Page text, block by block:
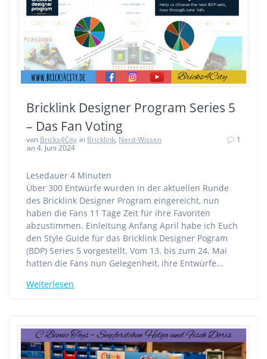
Bricklink Designer Program Series 5
– Das Fan Voting
von Bricks4City in Bricklink, Nerd-Wissen
an 4. Juni 2024
1
Lesedauer 4 Minuten
Über 300 Entwürfe wurden in der aktuellen Runde
des Bricklink Designer Program eingereicht, nun
haben die Fans 11 Tage Zeit für ihre Favoriten
abzustimmen. Einleitung Anfang April habe ich Euch
den Style Guide für das Bricklink Designer Pogram
(BDP) Series 5 vorgestellt. Vom 13. bis zum 24. Mai
hatten die Fans nun Gelegenheit, ihre Entwürfe…
Weiterlesen